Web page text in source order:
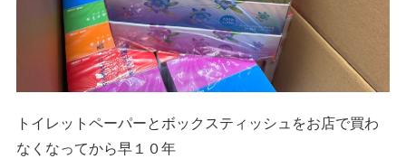
トイレットペーパーとボックスティッシュをお店で買わ
なくなってから早１０年